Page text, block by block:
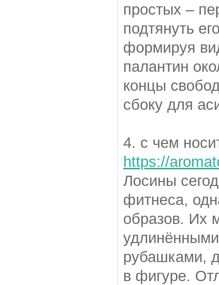
простых –
подтянуть
формируя
палантин
концы
сбоку для
4. с чем
https://
Лосины
фитнеса,
образов. Их
рубашками,
в фигуре.